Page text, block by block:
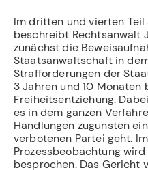
Im dritten und vierten
beschreibt Rechtsanwalt
zunächst die
Staatsanwaltschaft in
Strafforderungen der
3 Jahren und 10 Monaten
Freiheitsentziehung.
es in dem ganzen
Handlungen zugunsten
verbotenen Partei geht.
Prozessbeobachtung
besprochen. Das Gericht